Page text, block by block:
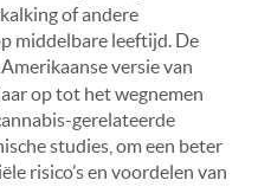
of andere
middelbare leeftijd. De
Amerikaanse versie van
op tot het wegnemen
gerelateerde
studies, om een beter
risico’s en voordelen van